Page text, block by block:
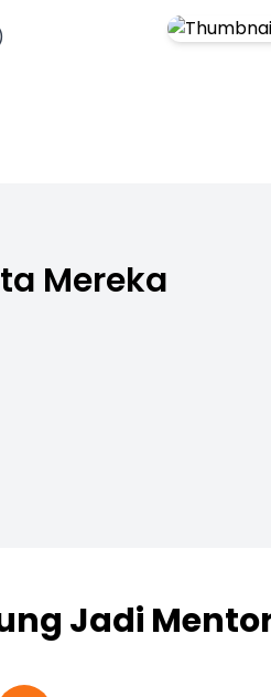
Mereka
Jadi